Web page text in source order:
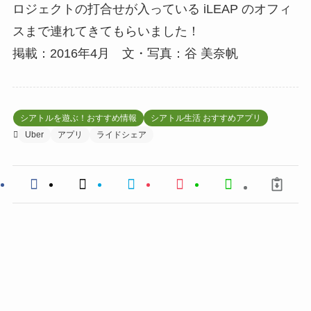
ロジェクトの打合せが入っている iLEAP のオフィ
スまで連れてきてもらいました！
掲載：2016年4月 文・写真：谷 美奈帆
シアトルを遊ぶ！おすすめ情報
シアトル生活 おすすめアプリ
Uber
アプリ ライドシェア